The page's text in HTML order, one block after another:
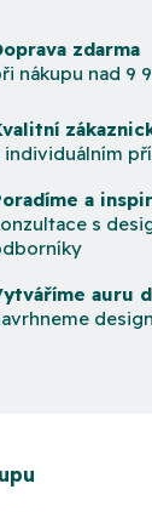
zdarma
nákupu nad 9
individuálním
a
s
auru